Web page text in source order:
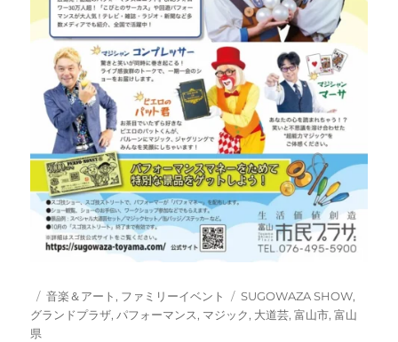
投
稿
日:
カ
テ
音楽＆アート , ファミリーイベント
タ
グ
SUGOWAZA SHOW,
グランドプラザ, パフォーマンス, マジック, 大道芸,富山市,富山
県